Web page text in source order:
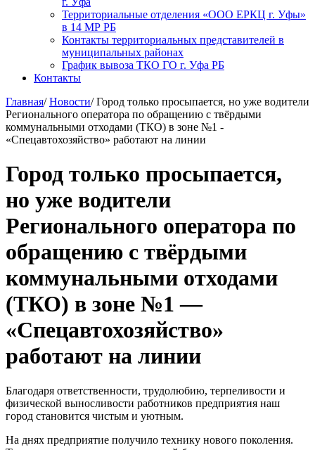
Территориальные отделения «ООО ЕРКЦ г. Уфы»
в 14 МР РБ
Контакты территориальных представителей в
муниципальных районах
График вывоза ТКО ГО г. Уфа РБ
Контакты
Главная/ Новости/ Город только просыпается, но уже водители
Регионального оператора по обращению с твёрдыми
коммунальными отходами (ТКО) в зоне №1 -
«Спецавтохозяйство» работают на линии
Город только просыпается,
но уже водители
Регионального оператора по
обращению с твёрдыми
коммунальными отходами
(ТКО) в зоне №1 —
«Спецавтохозяйство»
работают на линии
Благодаря ответственности, трудолюбию, терпеливости и
физической выносливости работников предприятия наш
город становится чистым и уютным.
На днях предприятие получило технику нового поколения.